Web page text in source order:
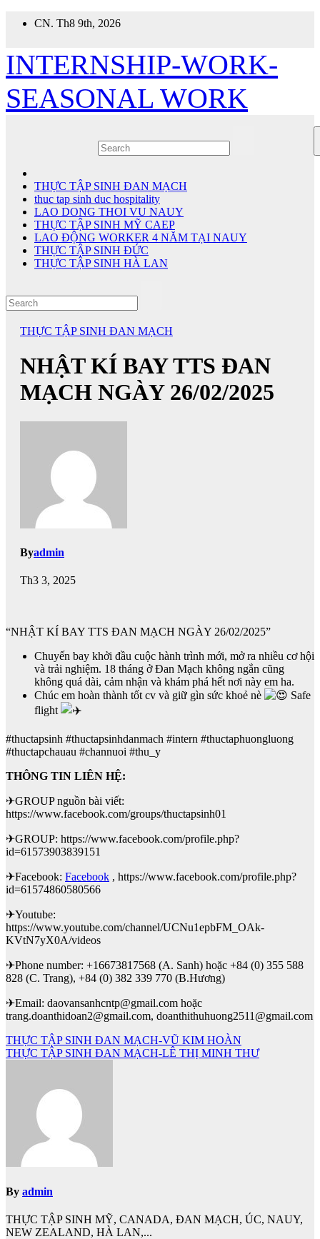
CN. Th8 9th, 2026
INTERNSHIP-WORK-
SEASONAL WORK
THỰC TẬP SINH ĐAN MẠCH
thuc tap sinh duc hospitality
LAO DONG THOI VU NAUY
THỰC TẬP SINH MỸ CAEP
LAO ĐỘNG WORKER 4 NĂM TẠI NAUY
THỰC TẬP SINH ĐỨC
THỰC TẬP SINH HÀ LAN
THỰC TẬP SINH ĐAN MẠCH
NHẬT KÍ BAY TTS ĐAN
MẠCH NGÀY 26/02/2025
Byadmin
Th3 3, 2025
“NHẬT KÍ BAY TTS ĐAN MẠCH NGÀY 26/02/2025”
Chuyến bay khởi đầu cuộc hành trình mới, mở ra nhiều cơ hội
và trải nghiệm. 18 tháng ở Đan Mạch không ngắn cũng
không quá dài, cảm nhận và khám phá hết nơi này em ha.
Chúc em hoàn thành tốt cv và giữ gìn sức khoẻ nè
Safe
flight
#thuctapsinh #thuctapsinhdanmach #intern #thuctaphuongluong
#thuctapchauau #channuoi #thu_y
THÔNG TIN LIÊN HỆ:
✈GROUP nguồn bài viết:
https://www.facebook.com/groups/thuctapsinh01
✈GROUP: https://www.facebook.com/profile.php?
id=61573903839151
✈Facebook: Facebook , https://www.facebook.com/profile.php?
id=61574860580566
✈Youtube:
https://www.youtube.com/channel/UCNu1epbFM_OAk-
KVtN7yX0A/videos
✈Phone number: +16673817568 (A. Sanh) hoặc +84 (0) 355 588
828 (C. Trang), +84 (0) 382 339 770 (B.Hương)
✈Email: daovansanhcntp@gmail.com hoặc
trang.doanthidoan2@gmail.com, doanthithuhuong2511@gmail.com
Điều
hướng
THỰC TẬP SINH ĐAN MẠCH-VŨ KIM HOÀN
THỰC TẬP SINH ĐAN MẠCH-LÊ THỊ MINH THƯ
By admin
THỰC TẬP SINH MỸ, CANADA, ĐAN MẠCH, ÚC, NAUY,
NEW ZEALAND, HÀ LAN,...